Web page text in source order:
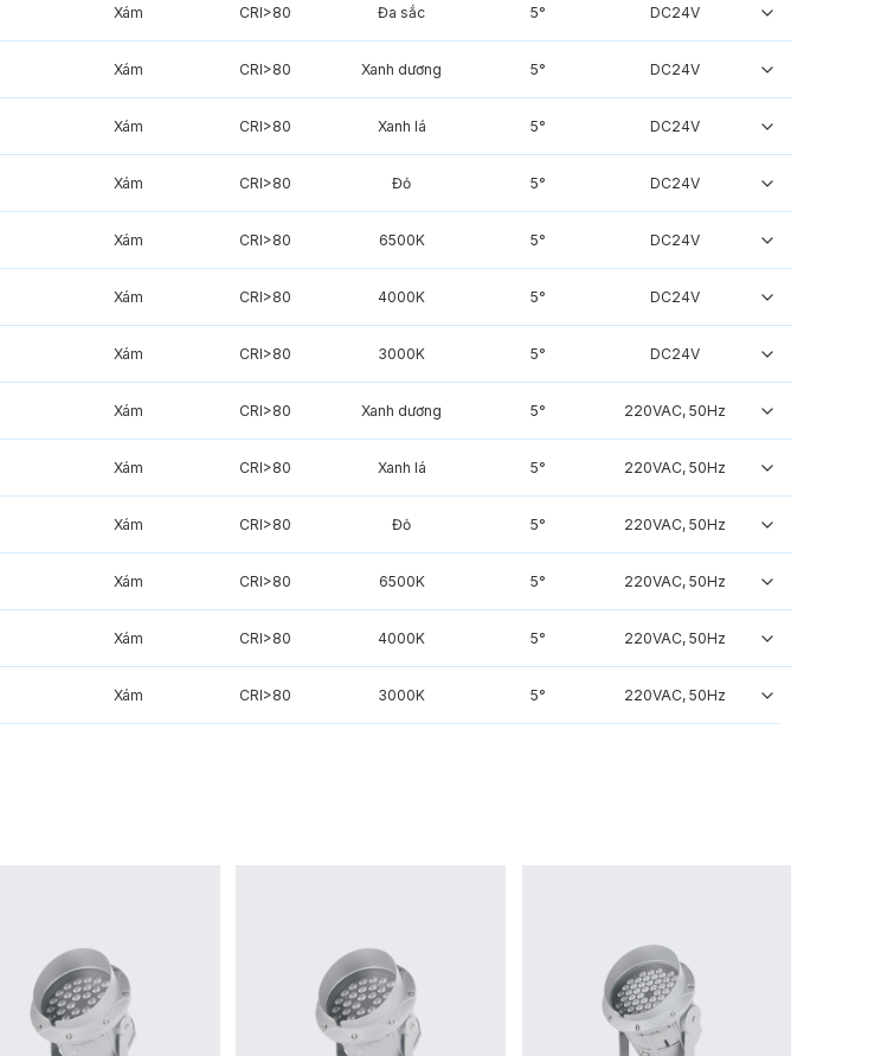
Xám CRI>80 Đa sắc 5° DC24V
Xám CRI>80 Xanh dương 5° DC24V
Xám CRI>80 Xanh lá 5° DC24V
Xám CRI>80 Đỏ 5° DC24V
Xám CRI>80 6500K 5° DC24V
Xám CRI>80 4000K 5° DC24V
Xám CRI>80 3000K 5° DC24V
Xám CRI>80 Xanh dương 5° 220VAC, 50Hz
Xám CRI>80 Xanh lá 5° 220VAC, 50Hz
Xám CRI>80 Đỏ 5° 220VAC, 50Hz
Xám CRI>80 6500K 5° 220VAC, 50Hz
Xám CRI>80 4000K 5° 220VAC, 50Hz
Xám CRI>80 3000K 5° 220VAC, 50Hz